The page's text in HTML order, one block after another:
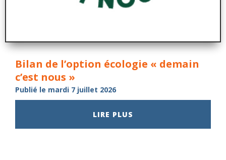
Bilan de l’option écologie « demain
c’est nous »
Publié le mardi 7 juillet 2026
LIRE PLUS